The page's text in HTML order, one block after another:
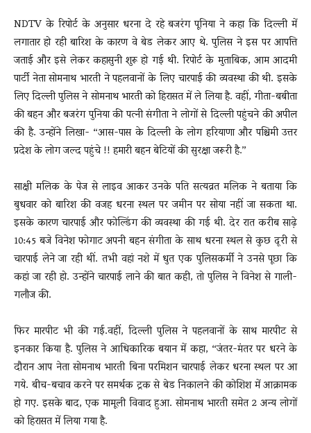
NDTV के रिपोर्ट के अनुसार धरना दे रहे बजरंग पूनिया ने कहा कि दिल्ली में
लगातार हो रही बारिश के कारण वे बेड लेकर आए थे. पुलिस ने इस पर आपत्ति
जताई और इसे लेकर कहासुनी शुरू हो गई थी. रिपोर्ट के मुताबिक, आम आदमी
पार्टी नेता सोमनाथ भारती ने पहलवानों के लिए चारपाई की व्यवस्था की थी. इसके
लिए दिल्ली पुलिस ने सोमनाथ भारती को हिरासत में ले लिया है. वहीं, गीता-बबीता
की बहन और बजरंग पुनिया की पत्नी संगीता ने लोगों से दिल्ली पहुंचने की अपील
की है. उन्होंने लिखा- “आस-पास के दिल्ली के लोग हरियाणा और पश्चिमी उत्तर
प्रदेश के लोग जल्द पहुंचे !! हमारी बहन बेटियों की सुरक्षा जरूरी है.”
साक्षी मलिक के पेज से लाइव आकर उनके पति सत्यव्रत मलिक ने बताया कि
बुधवार को बारिश की वजह धरना स्थल पर जमीन पर सोया नहीं जा सकता था.
इसके कारण चारपाई और फोल्डिंग की व्यवस्था की गई थी. देर रात करीब साढ़े
10:45 बजे विनेश फोगाट अपनी बहन संगीता के साथ धरना स्थल से कुछ दूरी से
चारपाई लेने जा रही थीं. तभी वहां नशे में धुत एक पुलिसकर्मी ने उनसे पूछा कि
कहां जा रही हो. उन्होंने चारपाई लाने की बात कही, तो पुलिस ने विनेश से गाली-
गलौज की.
फिर मारपीट भी की गई.वहीं, दिल्ली पुलिस ने पहलवानों के साथ मारपीट से
इनकार किया है. पुलिस ने आधिकारिक बयान में कहा, “जंतर-मंतर पर धरने के
दौरान आप नेता सोमनाथ भारती बिना परमिशन चारपाई लेकर धरना स्थल पर आ
गये. बीच-बचाव करने पर समर्थक ट्रक से बेड निकालने की कोशिश में आक्रामक
हो गए. इसके बाद, एक मामूली विवाद हुआ. सोमनाथ भारती समेत 2 अन्य लोगों
को हिरासत में लिया गया है.